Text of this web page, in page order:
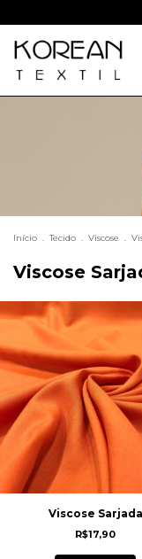
Início . Tecido . Viscose .
Viscose
Viscose Sarjada
R$17,90